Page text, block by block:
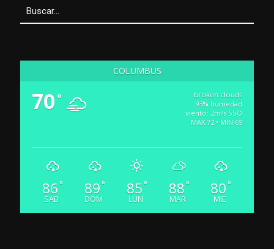
COLUMBUS
70 °
broken clouds
93% humedad
viento: 2m/s SSO
MAX 72 • MIN 69
86 °
SAB
89 °
DOM
85 °
LUN
88 °
MAR
80 °
MIE